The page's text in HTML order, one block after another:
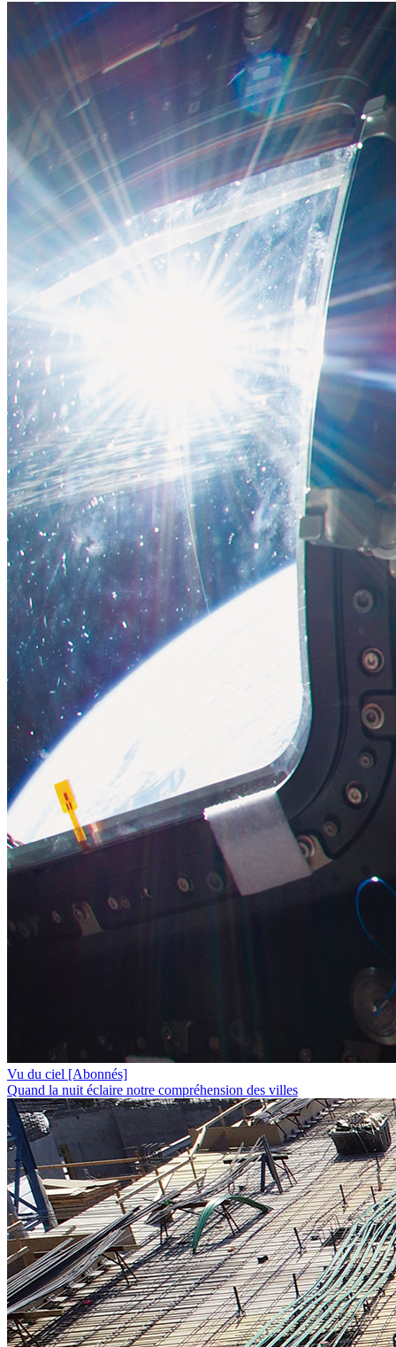
Vu du ciel [Abonnés]
Quand la nuit éclaire notre compréhension des villes